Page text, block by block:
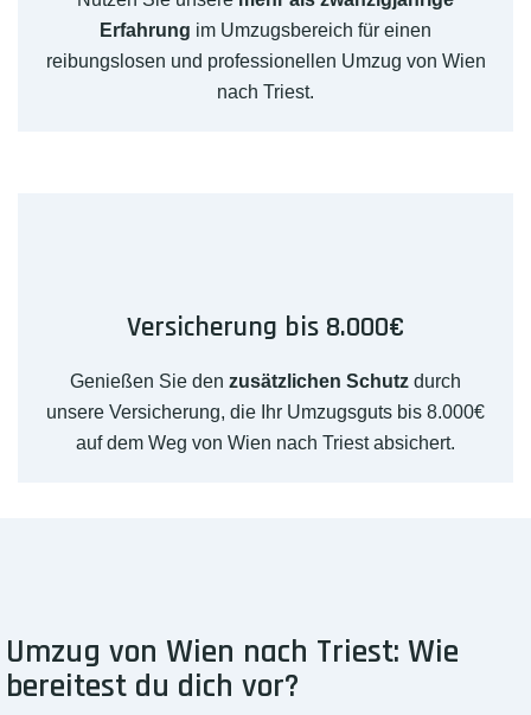
Erfahrung im Umzugsbereich für einen
reibungslosen und professionellen Umzug von Wien
nach Triest.
Versicherung bis 8.000€
Genießen Sie den zusätzlichen Schutz durch
unsere Versicherung, die Ihr Umzugsguts bis 8.000€
auf dem Weg von Wien nach Triest absichert.
Umzug von Wien nach Triest: Wie
bereitest du dich vor?